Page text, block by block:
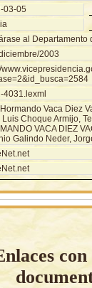
03-05
al
2003
4031.lexml
Vaca Diez
Luis Choque Armijo,
VACA DIEZ
Galindo Neder,